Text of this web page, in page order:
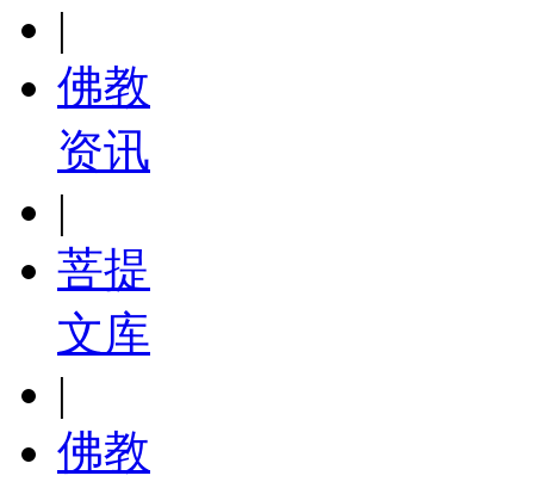
|
佛教
资讯
|
菩提
文库
|
佛教